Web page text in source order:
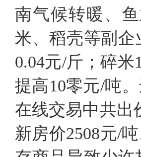
南气候转暖、
米、稻壳等副
0.04元/斤；碎
提高10零元/吨
在线交易中共出
新房价2508元/